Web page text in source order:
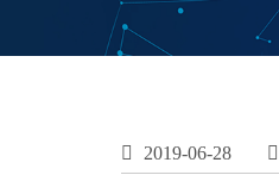
 2019-06-28 